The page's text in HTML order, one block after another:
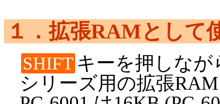
１．拡張RAMとして
SHIFT キーを押しなが
シリーズ用の拡張